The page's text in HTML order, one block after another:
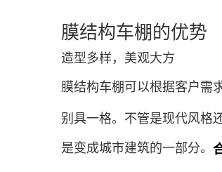
膜结构车棚的优势
造型多样，美观大方
膜结构车棚可以根据客户需
别具一格。不管是现代风格
是变成城市建筑的一部分。